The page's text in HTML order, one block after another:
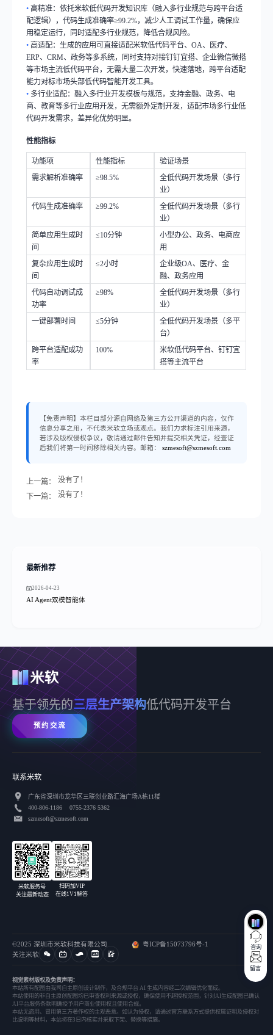
• 高精准：依托米软低代码开发知识库（融入多行业规范与跨平台适
配逻辑），代码生成准确率≥99.2%，减少人工调试工作量，确保应
用稳定运行，同时适配多行业规范，降低合规风险。
• 高适配：生成的应用可直接适配米软低代码平台、OA、医疗、
ERP、CRM、政务等多系统，同时支持对接钉钉宜搭、企业微信微搭
等市场主流低代码平台，无需大量二次开发，快速落地，跨平台适配
能力对标市场头部低代码智能开发工具。
• 多行业适配：融入多行业开发模板与规范，支持金融、政务、电
商、教育等多行业应用开发，无需额外定制开发，适配市场多行业低
代码开发需求，差异化优势明显。
性能指标
功能项 性能指标
验证场景
需求解析准确率
≥98.5%
全低代码开发场景（多行
业）
代码生成准确率
≥99.2%
全低代码开发场景（多行
业）
简单应用生成时
间
≤10分钟
小型办公、政务、电商应
用
复杂应用生成时
间
≤2小时 企业级OA、医疗、金
融、政务应用
代码自动调试成
功率
≥98%
全低代码开发场景（多行
业）
一键部署时间
≤5分钟
全低代码开发场景（多平
台）
跨平台适配成功
率
100%
米软低代码平台、钉钉宜
搭等主流平台
【免责声明】本栏目部分源自网络及第三方公开渠道的内容，仅作
信息分享之用，不代表米软立场或观点。我们力求标注引用来源，
若涉及版权侵权争议，敬请通过邮件告知并提交相关凭证，经查证
后我们将第一时间移除相关内容。邮箱：szmesoft@szmesoft.com
上一篇：
没有了！
下一篇：
没有了！
最新推荐
2026-04-23
AI Agent双模智能体
基于领先的三层生产架构低代码开发平台
预约交流
联系米软
广东省深圳市龙华区三联创业路汇海广场A栋11楼
400-806-1186 0755-2376 5362
szmesoft@szmesoft.com
米软服务号
关注最新动态
扫码加VIP
在线1V1解答
©2025 深圳市米软科技有限公司
粤ICP备15073796号-1
关注米软
视觉素材版权及免责声明：
本站所有配图由我司自主原创设计制作，及合规平台 AI 生成内容经二次编辑优化而成。
本站使用的非自主原创配图均已审查权利来源或授权，确保使用不超授权范围，针对AI生成配图已确认
AI平台服务条款明确授予用户商业使用权且使用合规。
本站无盗用、冒用第三方著作权的主观恶意。如认为侵权，请通过官方联系方式提供权属证明及侵权对
比说明等材料，本站将在3日内核实并采取下架、替换等措施。
咨询
留言